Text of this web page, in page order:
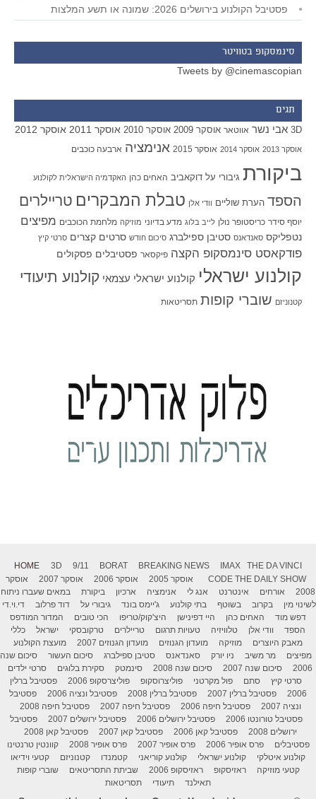
פסטיבל הקולנוע בירושלים 2026: שמונה או תשע המלצות
סינמסקופ בטוויטר
Tweets by @cinemascopian
תגים
3D אבי נשר אווטאר אוסקר 2009 אוסקר 2010 אוסקר 2011 אוסקר 2012
אוסקר 2013 אוסקר 2014 אוסקר 2015 אנימציה ארבעה כוכבים
ביקורת גיבורי על דוקאביב האחים כהן האקדמיה הישראלית לקולנוע
הספד הערת שוליים וודי אלן טבלת המבקרים טריילרים
יוסף סידר כריסטופר נולן לייב בלוג מדע בדיוני מוזיקה מלחמת הכוכבים מפיצים
נטפליקס סאנדאנס סטיבן ספילברג סיכום חודש סרטים קצרים סרטי קיץ
פודקאסט סינמסקופ הקצה פיקסאר פסטיבלים פסקולים
קולנוע ישראלי קולנוע ישראלי עצמאי קולנוע תיעודי
קטנוניזם שוברי קופות תסריטאות
HOME 3D 9/11 BORAT BREAKING NEWS IMAX
THE DA VINCI
CODE THE DAILY SHOW אוסקר 2005 אוסקר 2006 אוסקר 2007
אוסקר
2008
אורחים אינטרנט אנג לי אנימציה ארכיון ביקורת
במאים שעברו ניתוח
לשינוי מין
בקרוב בשוטף בתי קולנוע ג'יימס בונד גיבורי על דוד פרלוב
די.וי.די
דפש מוד
האחים כהן היי דפינישן היצ'קוק/טריפו הכי טובים
המדור המודפס
הספד
וודי אלן טלוויזיה טעויות תרגום טריילרים טרקובסקי ישראל
כללי
מאבק היוצרים
מוזיקה מועדון הגנוזים מועדון הגנוזים 2007
מועצת הקולנוע
מפיצים
מר משיב ניו יורק סאנדאנס סטיבן ספילברג סיכום העשור
סיכום שנה
2006
סיכום שנה 2007 סיכום שנה 2008 סינמטק סקירת בלוגים
סרטי ילדים
סרטי קיץ
סתם פול מקרטני פוליצרוסקופ פוליצרסקופ 2006
פסטיבל ברלין
2006
פסטיבל ברלין 2007 פסטיבל ברלין 2008 פסטיבל ונציה 2006
פסטיבל
ונציה 2007
פסטיבל חיפה 2006 פסטיבל חיפה 2007
פסטיבל חיפה 2008
פסטיבל טורונטו 2006
פסטיבל ירושלים 2006 פסטיבל ירושלים 2007
פסטיבל
ירושלים 2008
פסטיבל קאן 2006 פסטיבל קאן 2007
פסטיבל קאן 2008
פסטיבלים
פרס אופיר 2006 פרס אופיר 2007 פרס אופיר 2008
קוונטין טרנטינו
קולנוע איטלקי
קולנוע ישראלי קולנוע קוריאני קטמנדו קטנוניזם
קטעי וידיאו
קטעי מוזיקה
ראזיסקופ ראזיסקופ 2006 שביתת התסריטאים
שוברי קופות
תאילנד
תיעודי תסריטאות